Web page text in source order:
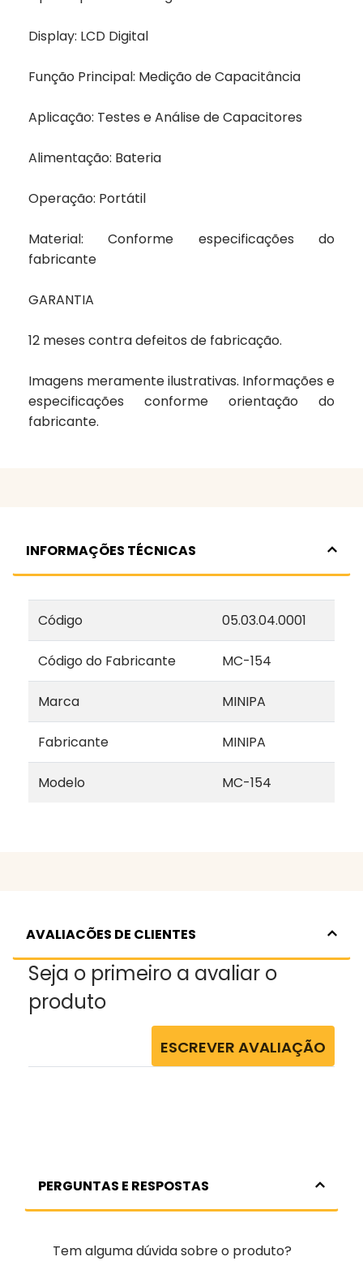
Display: LCD Digital
Função Principal: Medição de Capacitância
Aplicação: Testes e Análise de Capacitores
Alimentação: Bateria
Operação: Portátil
Material: Conforme especificações do
fabricante
GARANTIA
12 meses contra defeitos de fabricação.
Imagens meramente ilustrativas. Informações e
especificações conforme orientação do
fabricante.
INFORMAÇÕES TÉCNICAS
Código 05.03.04.0001
Código do Fabricante MC-154
Marca MINIPA
Fabricante MINIPA
Modelo MC-154
AVALIACÕES DE CLIENTES
Seja o primeiro a avaliar o
produto
ESCREVER AVALIAÇÃO
PERGUNTAS E RESPOSTAS
Tem alguma dúvida sobre o produto?